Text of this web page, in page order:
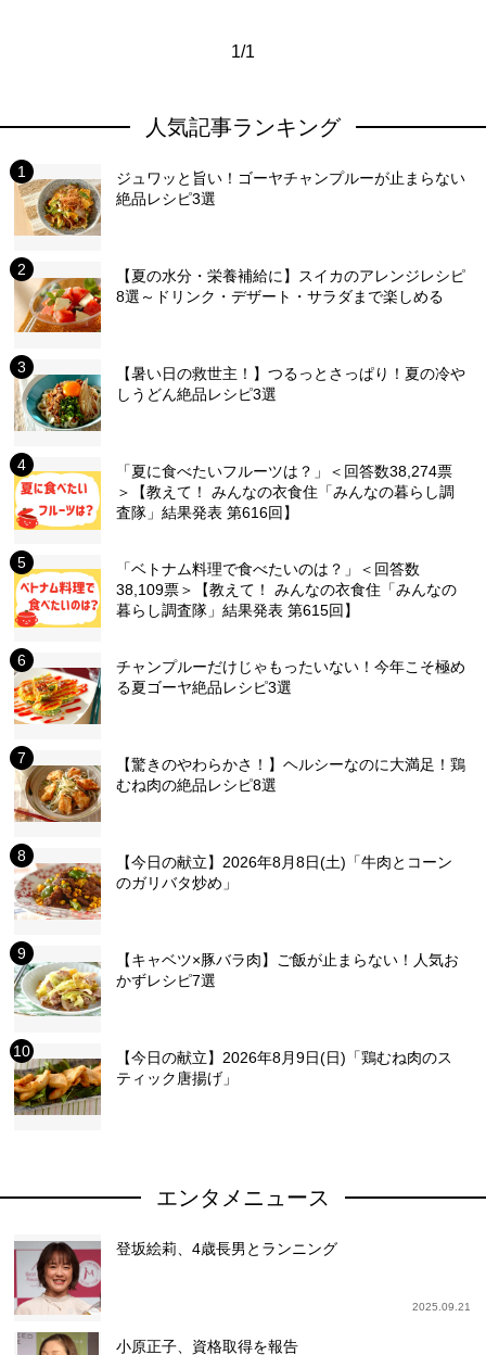
1/1
人気記事ランキング
ジュワッと旨い！ゴーヤチャンプルーが止まらない
絶品レシピ3選
【夏の水分・栄養補給に】スイカのアレンジレシピ
8選～ドリンク・デザート・サラダまで楽しめる
【暑い日の救世主！】つるっとさっぱり！夏の冷や
しうどん絶品レシピ3選
「夏に食べたいフルーツは？」＜回答数38,274票
＞【教えて！ みんなの衣食住「みんなの暮らし調
査隊」結果発表 第616回】
「ベトナム料理で食べたいのは？」＜回答数
38,109票＞【教えて！ みんなの衣食住「みんなの
暮らし調査隊」結果発表 第615回】
チャンプルーだけじゃもったいない！今年こそ極め
る夏ゴーヤ絶品レシピ3選
【驚きのやわらかさ！】ヘルシーなのに大満足！鶏
むね肉の絶品レシピ8選
【今日の献立】2026年8月8日(土)「牛肉とコーン
のガリバタ炒め」
【キャベツ×豚バラ肉】ご飯が止まらない！人気お
かずレシピ7選
【今日の献立】2026年8月9日(日)「鶏むね肉のス
ティック唐揚げ」
エンタメニュース
登坂絵莉、4歳長男とランニング
2025.09.21
小原正子、資格取得を報告